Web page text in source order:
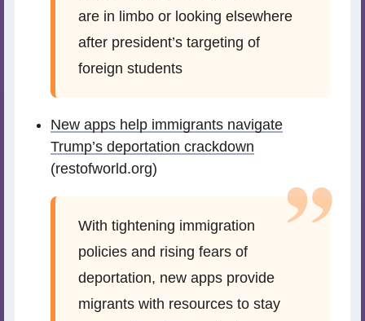
are in limbo or looking elsewhere
after president’s targeting of
foreign students
New apps help immigrants navigate
Trump’s deportation crackdown
(restofworld.org)
With tightening immigration
policies and rising fears of
deportation, new apps provide
migrants with resources to stay